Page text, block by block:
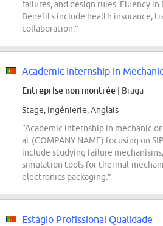
failures, and design rules. Fluency in
Benefits include health insurance,
collaboration.”
Entreprise non montrée | Braga
Stage, Ingénierie, Anglais
“Academic internship in mechanic
at (COMPANY NAME) focusing on
include studying failure
simulation tools for thermal-
electronics packaging.”
Estágio Profissional Qualidade